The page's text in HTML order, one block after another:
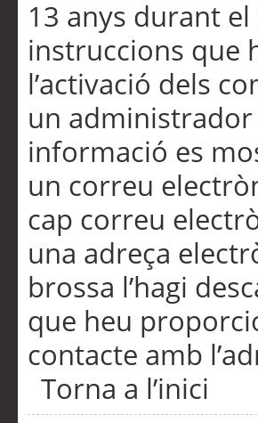
13 anys durant
instruccions que
l’activació dels
un administrador
informació es
un correu
cap correu
una adreça
brossa l’hagi
que heu
contacte amb
Torna a l’inici